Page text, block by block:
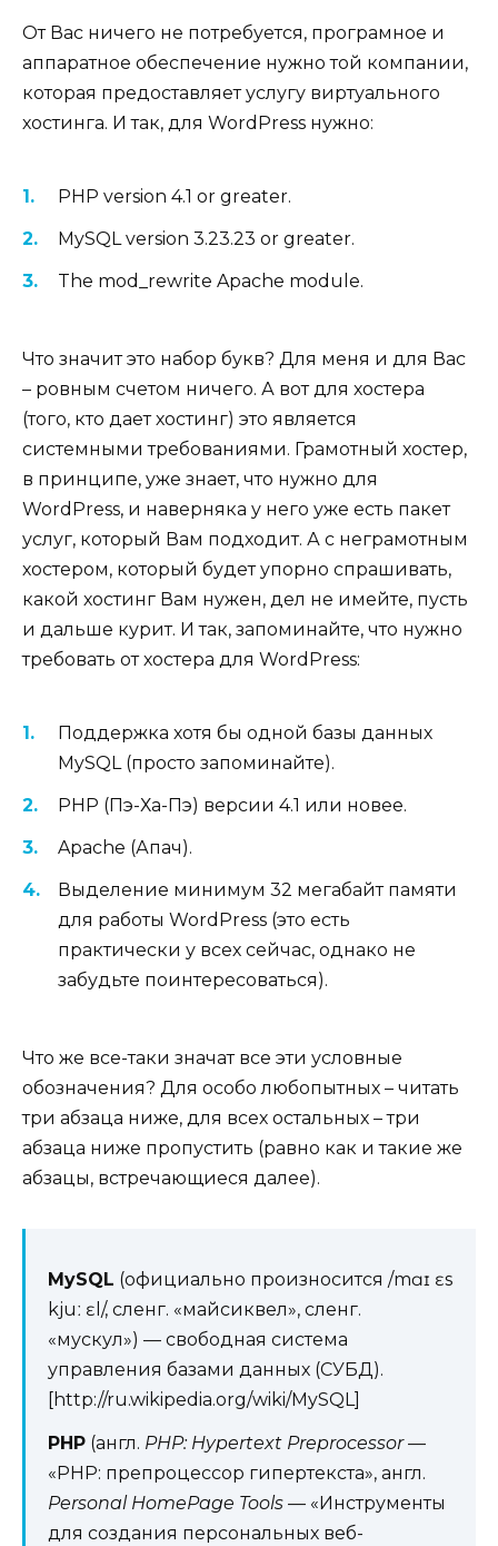
От Вас ничего не потребуется, програмное и
аппаратное обеспечение нужно той компании,
которая предоставляет услугу виртуального
хостинга. И так, для WordPress нужно:
PHP version 4.1 or greater.
MySQL version 3.23.23 or greater.
The mod_rewrite Apache module.
Что значит это набор букв? Для меня и для Вас
– ровным счетом ничего. А вот для хостера
(того, кто дает хостинг) это является
системными требованиями. Грамотный хостер,
в принципе, уже знает, что нужно для
WordPress, и наверняка у него уже есть пакет
услуг, который Вам подходит. А с неграмотным
хостером, который будет упорно спрашивать,
какой хостинг Вам нужен, дел не имейте, пусть
и дальше курит. И так, запоминайте, что нужно
требовать от хостера для WordPress:
Поддержка хотя бы одной базы данных
MySQL (просто запоминайте).
PHP (Пэ-Ха-Пэ) версии 4.1 или новее.
Apache (Апач).
Выделение минимум 32 мегабайт памяти
для работы WordPress (это есть
практически у всех сейчас, однако не
забудьте поинтересоваться).
Что же все-таки значат все эти условные
обозначения? Для особо любопытных – читать
три абзаца ниже, для всех остальных – три
абзаца ниже пропустить (равно как и такие же
абзацы, встречающиеся далее).
MySQL (официально произносится /mɑɪ ɛs
kjuː ɛl/, сленг. «майсиквел», сленг.
«мускул») — свободная система
управления базами данных (СУБД).
[http://ru.wikipedia.org/wiki/MySQL]
PHP (англ. PHP: Hypertext Preprocessor—
«PHP: препроцессор гипертекста», англ.
Personal HomePage Tools — «Инструменты
для создания персональных веб-